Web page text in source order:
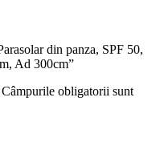
din panza, SPF 50,
Ad 300cm”
Câmpurile obligatorii sunt